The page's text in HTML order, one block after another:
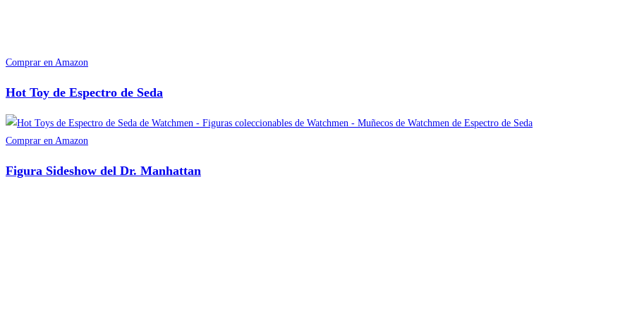
Comprar en Amazon
Hot Toy de Espectro de Seda
Comprar en Amazon
Figura Sideshow del Dr. Manhattan